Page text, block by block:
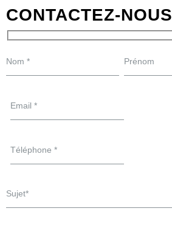
CONTACTEZ-NOUS